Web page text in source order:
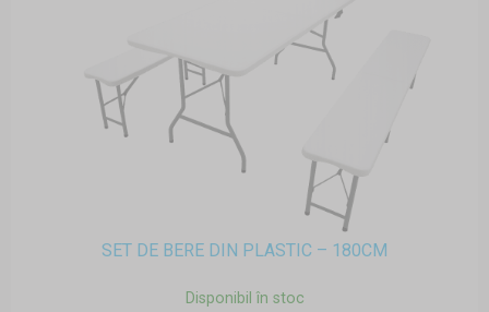
SET DE BERE DIN PLASTIC – 180CM
Disponibil în stoc